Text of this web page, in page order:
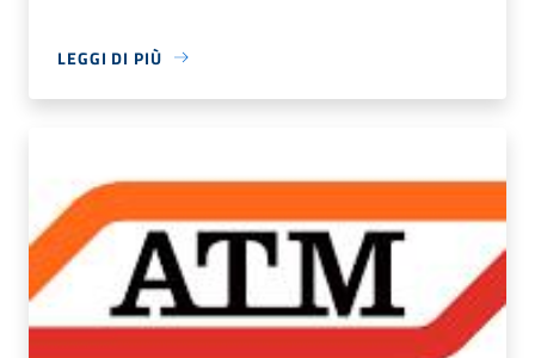
LEGGI DI PIÙ